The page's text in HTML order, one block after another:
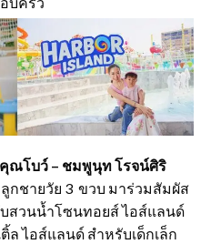
คุณโบว์ – ชมพูนุท โรจน์ศิริ
ลูกชายวัย 3 ขวบ มาร่วมสัมผัส
สวนน้ำโซนทอยส์ ไอส์แลนด์
ล ไอส์แลนด์ สำหรับเด็กเล็ก